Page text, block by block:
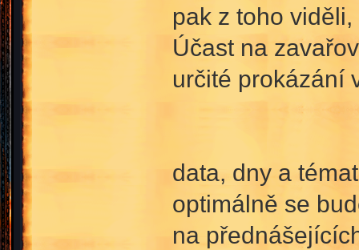
pak z toho
Účast na
určité prokázání
data, dny a
optimálně se
na